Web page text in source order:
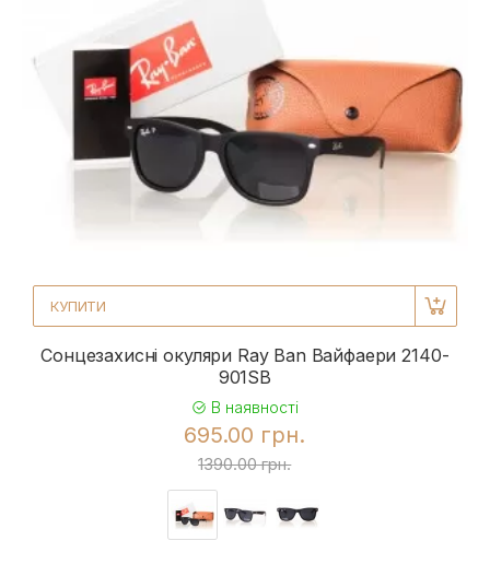
КУПИТИ
Сонцезахисні окуляри Ray Ban Вайфаери 2140-
901SB
В наявності
695.00 грн.
1390.00 грн.